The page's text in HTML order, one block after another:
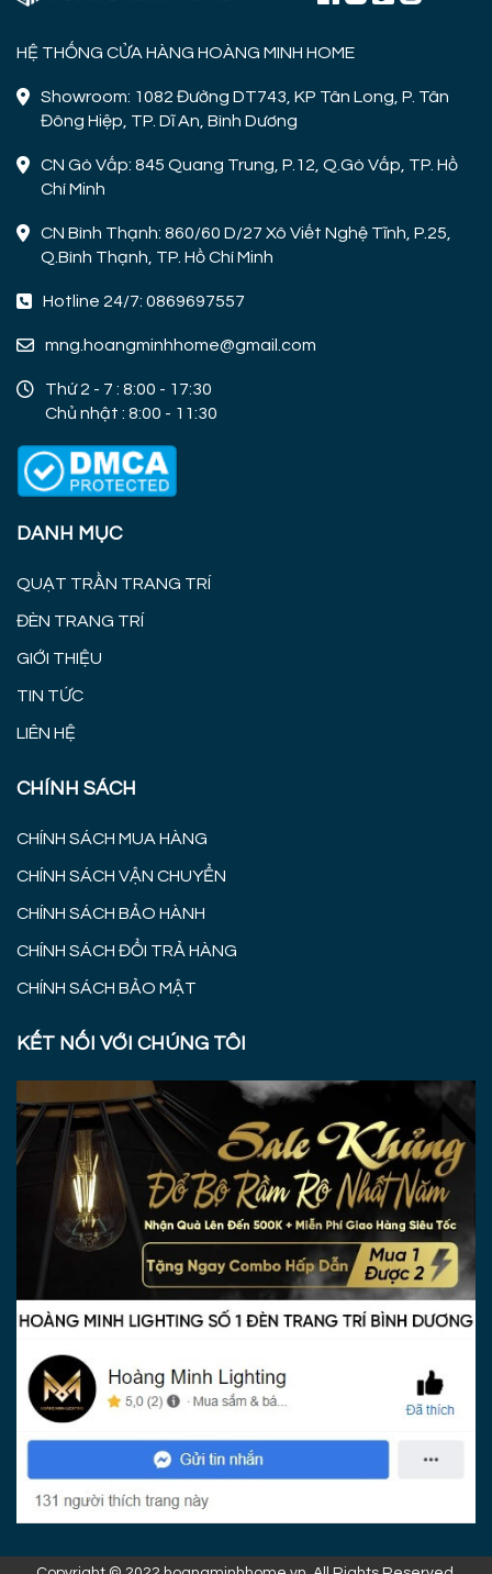
HỆ THỐNG CỬA HÀNG HOÀNG MINH HOME
Showroom: 1082 Đường DT743, KP Tân Long, P. Tân
Đông Hiệp, TP. Dĩ An, Bình Dương
CN Gò Vấp: 845 Quang Trung, P.12, Q.Gò Vấp, TP. Hồ
Chí Minh
CN Bình Thạnh: 860/60 D/27 Xô Viết Nghệ Tĩnh, P.25,
Q.Bình Thạnh, TP. Hồ Chí Minh
Hotline 24/7: 0869697557
mng.hoangminhhome@gmail.com
Thứ 2 - 7 : 8:00 - 17:30
Chủ nhật : 8:00 - 11:30
DANH MỤC
QUẠT TRẦN TRANG TRÍ
ĐÈN TRANG TRÍ
GIỚI THIỆU
TIN TỨC
LIÊN HỆ
CHÍNH SÁCH
CHÍNH SÁCH MUA HÀNG
CHÍNH SÁCH VẬN CHUYỂN
CHÍNH SÁCH BẢO HÀNH
CHÍNH SÁCH ĐỔI TRẢ HÀNG
CHÍNH SÁCH BẢO MẬT
KẾT NỐI VỚI CHÚNG TÔI